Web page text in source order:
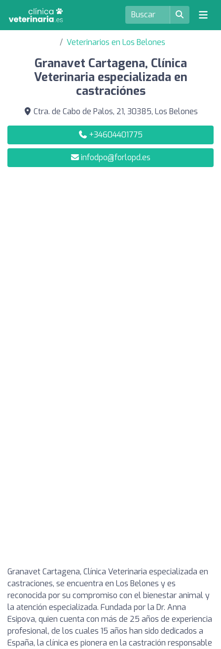
Veterinarios en Los Belones
Granavet Cartagena, Clínica
Veterinaria especializada en
castraciónes
Ctra. de Cabo de Palos, 21, 30385, Los Belones
+34604401775
infodpo@forlopd.es
Granavet Cartagena, Clínica Veterinaria especializada en
castraciones, se encuentra en Los Belones y es
reconocida por su compromiso con el bienestar animal y
la atención especializada. Fundada por la Dr. Anna
Esipova, quien cuenta con más de 25 años de experiencia
profesional, de los cuales 15 años han sido dedicados a
España, la clínica es pionera en la castración responsable